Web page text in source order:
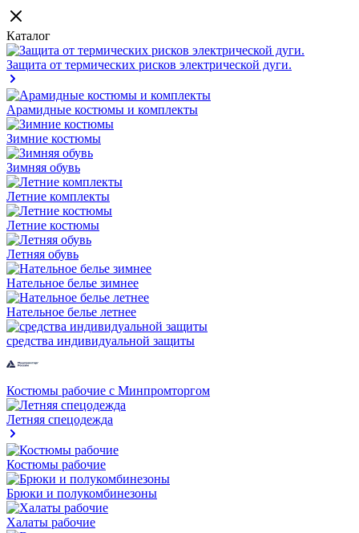
Каталог
Защита от термических рисков электрической дуги.
Арамидные костюмы и комплекты
Зимние костюмы
Зимняя обувь
Летние комплекты
Летние костюмы
Летняя обувь
Нательное белье зимнее
Нательное белье летнее
средства индивидуальной защиты
Костюмы рабочие с Минпромторгом
Летняя спецодежда
Костюмы рабочие
Брюки и полукомбинезоны
Халаты рабочие